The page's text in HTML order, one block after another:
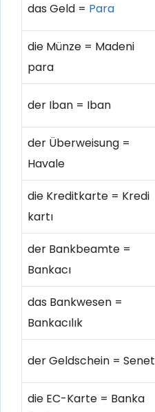
das Geld = Para
die Münze = Madeni
para
der Iban = Iban
der Überweisung =
Havale
die Kreditkarte = Kredi
kartı
der Bankbeamte =
Bankacı
das Bankwesen =
Bankacılık
der Geldschein = Senet
die EC-Karte = Banka